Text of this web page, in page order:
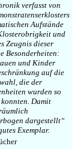
verfasst von
Aufstände
und
Zeugnis dieser
Besonderheiten:
und Kinder
auf die
die der
wurden so
konnten. Damit
dargestellt“
Exemplar.